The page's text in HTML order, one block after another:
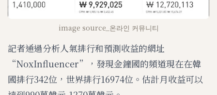
image source_온라인 커뮤니티
記者通過分析人氣排行和預測收益的網址
“NoxInfluencer”，發現金鐘國的頻道現在在韓
國排行342位，世界排行16974位。估計月收益可以